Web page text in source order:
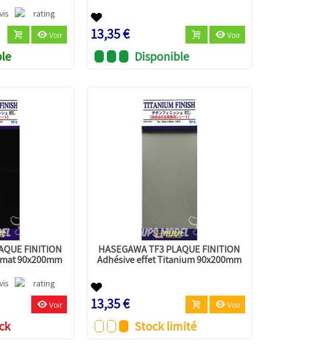
Voir 13,35 € Voir
Disponible
FINITION
90x200mm
Voir
HASEGAWA TF3 PLAQUE FINITION
Adhésive effet Titanium 90x200mm
13,35 € Voir
Stock limité